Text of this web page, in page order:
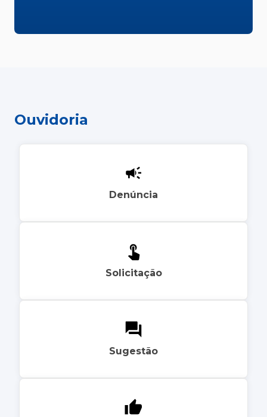
Ouvidoria
Denúncia
Solicitação
Sugestão